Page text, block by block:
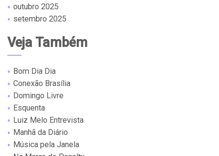
outubro 2025
setembro 2025
Veja Também
Bom Dia Dia
Conexão Brasília
Domingo Livre
Esquenta
Luiz Melo Entrevista
Manhã da Diário
Música pela Janela